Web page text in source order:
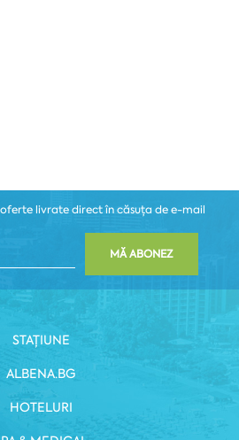
livrate direct în căsuța de e-mail
MĂ ABONEZ
STAȚIUNE
ALBENA.BG
HOTELURI